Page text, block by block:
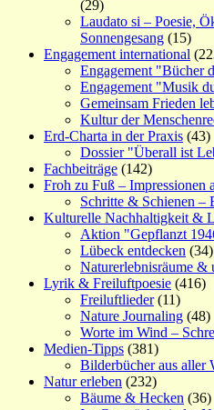
(29)
Laudato si – Poesie,
Sonnengesang (15)
Engagement international
Engagement "Bücher
Engagement "Musik
Gemeinsam Frieden
Kultur der
Erd-Charta in der Praxis (43)
Dossier "Überall ist
Fachbeiträge (142)
Froh zu Fuß – Impressionen
Schritte & Schienen –
Kulturelle Nachhaltigkeit &
Aktion "Gepflanzt
Lübeck entdecken (34)
Naturerlebnisräume &
Lyrik & Freiluftpoesie (416)
Freiluftlieder(11)
Nature Journaling (48)
Worte im Wind –
Medien-Tipps (381)
Bilderbücher aus aller
Natur erleben (232)
Bäume & Hecken (36)